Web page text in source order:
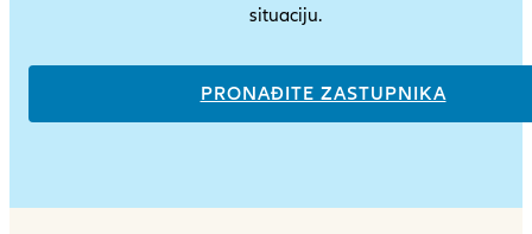
situaciju.
PRONAĐITE ZASTUPNIKA